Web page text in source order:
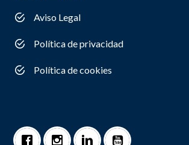
Aviso Legal
Política de privacidad
Política de cookies